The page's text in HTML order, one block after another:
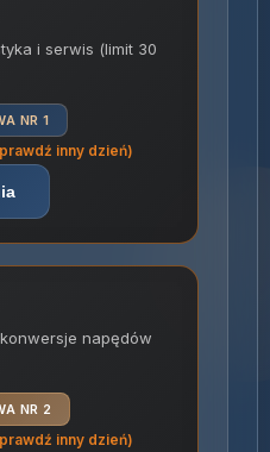
i serwis (limit 30
NR 1
inny dzień)
napędów
NR 2
inny dzień)